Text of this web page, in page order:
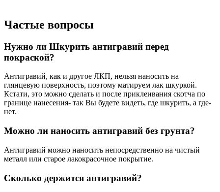
Частые вопросы
Нужно ли Шкурить антигравий перед
покраской?
Антигравий, как и другое ЛКП, нельзя наносить на
глянцевую поверхность, поэтому матируем лак шкуркой.
Кстати, это можно сделать и после приклеивания скотча по
границе нанесения- так Вы будете видеть, где шкурить, а где-
нет.
Можно ли наносить антигравий без грунта?
Антигравий можно наносить непосредственно на чистый
металл или старое лакокрасочное покрытие.
Сколько держится антигравий?